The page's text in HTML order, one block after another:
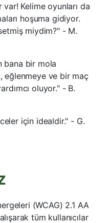
Kelime oyunları da
hoşuma gidiyor.
miydim?" - M.
bana bir mola
eğlenmeye ve bir maç
oluyor." - B.
için idealdir." - G.
(WCAG) 2.1 AA
tüm kullanıcılar